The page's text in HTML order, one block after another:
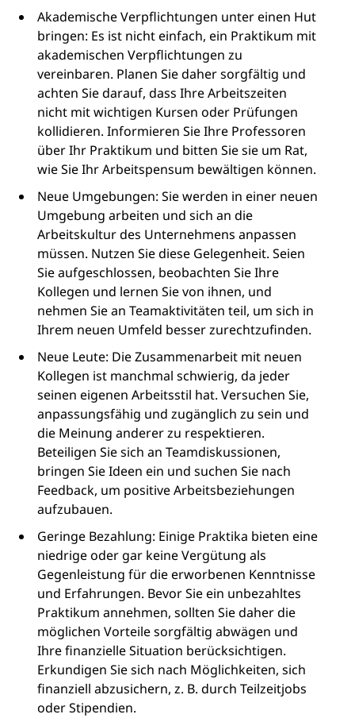
Akademische Verpflichtungen unter einen Hut
bringen: Es ist nicht einfach, ein Praktikum mit
akademischen Verpflichtungen zu
vereinbaren. Planen Sie daher sorgfältig und
achten Sie darauf, dass Ihre Arbeitszeiten
nicht mit wichtigen Kursen oder Prüfungen
kollidieren. Informieren Sie Ihre Professoren
über Ihr Praktikum und bitten Sie sie um Rat,
wie Sie Ihr Arbeitspensum bewältigen können.
Neue Umgebungen: Sie werden in einer neuen
Umgebung arbeiten und sich an die
Arbeitskultur des Unternehmens anpassen
müssen. Nutzen Sie diese Gelegenheit. Seien
Sie aufgeschlossen, beobachten Sie Ihre
Kollegen und lernen Sie von ihnen, und
nehmen Sie an Teamaktivitäten teil, um sich in
Ihrem neuen Umfeld besser zurechtzufinden.
Neue Leute: Die Zusammenarbeit mit neuen
Kollegen ist manchmal schwierig, da jeder
seinen eigenen Arbeitsstil hat. Versuchen Sie,
anpassungsfähig und zugänglich zu sein und
die Meinung anderer zu respektieren.
Beteiligen Sie sich an Teamdiskussionen,
bringen Sie Ideen ein und suchen Sie nach
Feedback, um positive Arbeitsbeziehungen
aufzubauen.
Geringe Bezahlung: Einige Praktika bieten eine
niedrige oder gar keine Vergütung als
Gegenleistung für die erworbenen Kenntnisse
und Erfahrungen. Bevor Sie ein unbezahltes
Praktikum annehmen, sollten Sie daher die
möglichen Vorteile sorgfältig abwägen und
Ihre finanzielle Situation berücksichtigen.
Erkundigen Sie sich nach Möglichkeiten, sich
finanziell abzusichern, z. B. durch Teilzeitjobs
oder Stipendien.